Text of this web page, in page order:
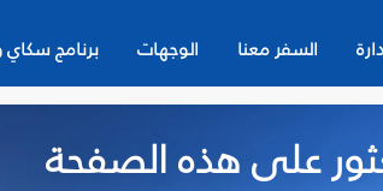
السفر معنا الوجهات برنامج سكاي
على هذه الصفحة